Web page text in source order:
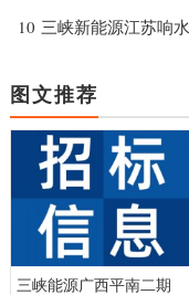
10 三峡新能源江苏响
图文推荐
三峡能源广西平南二期